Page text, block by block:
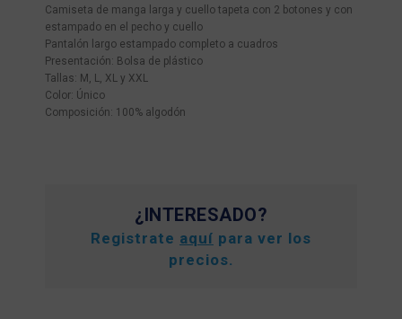
Camiseta de manga larga y cuello tapeta con 2 botones y con
estampado en el pecho y cuello
Pantalón largo estampado completo a cuadros
Presentación: Bolsa de plástico
Tallas: M, L, XL y XXL
Color: Único
Composición: 100% algodón
¿INTERESADO?
Registrate aquí para ver los
precios.